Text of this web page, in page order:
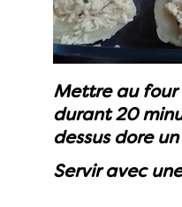
Mettre au
durant 20
dessus dore
Servir avec